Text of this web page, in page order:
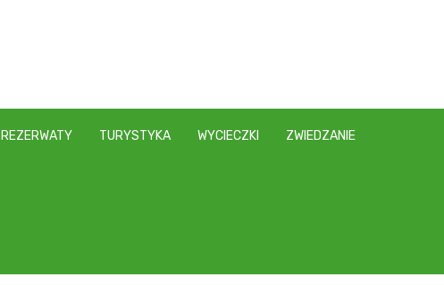
REZERWATY TURYSTYKA WYCIECZKI ZWIEDZANIE